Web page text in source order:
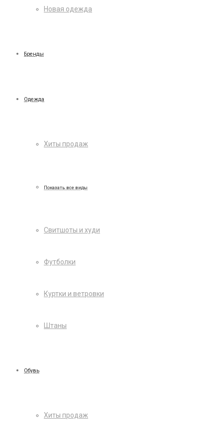
Новая одежда
Бренды
Одежда
Хиты продаж
Показать все виды
Свитшоты и худи
Футболки
Куртки и ветровки
Штаны
Обувь
Хиты продаж